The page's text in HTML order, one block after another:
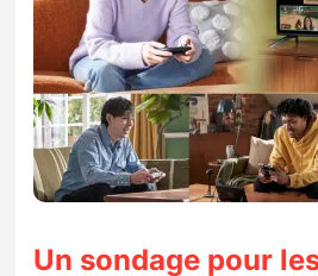
Un sondage pour